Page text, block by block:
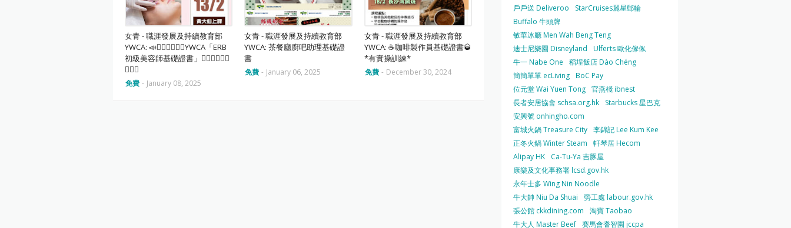
女青 - 職涯發展及持續教育部
YWCA: 📣💆🏻‍♀🧖🏻‍♀️YWCA「ERB
初級美容師基礎證書」‍💆🏻‍♀️💆🏻‍♂️
🧖🏻‍♂️
免費 - January 08, 2025
女青 - 職涯發展及持續教育部
YWCA: 茶餐廳廚吧助理基礎證
書
免費 - January 06, 2025
女青 - 職涯發展及持續教育部
YWCA: ☕️咖啡製作員基礎證書🥃
*有實操訓練*
免費 - December 30, 2024
戶戶送 Deliveroo
StarCruises麗星郵輪
Buffalo 牛頭牌
敏華冰廳 Men Wah Beng Teng
迪士尼樂園 Disneyland
Ulferts 歐化傢俬
牛一 Nabe One
稻埕飯店 Dào Chéng
簡簡單單 ecLiving BoC Pay
位元堂 Wai Yuen Tong 官燕棧 ibnest
長者安居協會 schsa.org.hk
Starbucks 星巴克
安興號 onhingho.com
富城火鍋 Treasure City 李錦記 Lee Kum Kee
正冬火鍋 Winter Steam
軒琴居 Hecom
Alipay HK
Ca-Tu-Ya 吉豚屋
康樂及文化事務署 lcsd.gov.hk
永年士多 Wing Nin Noodle
牛大帥 Niu Da Shuai
勞工處 labour.gov.hk
張公館 ckkdining.com
淘寶 Taobao
牛大人 Master Beef 賽馬會耆智園 jccpa